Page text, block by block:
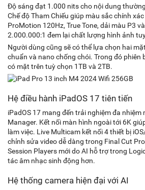
Độ sáng đạt 1.000 nits cho nội dung
Chế độ Tham Chiếu giúp màu sắc chính
ProMotion 120Hz, True Tone, dải màu P3
2.000.000:1 đem lại chất lượng hình ảnh
Người dùng cũng sẽ có thể lựa chọn hai
chuẩn và nano chống chói. Trong đó phiên
có mặt trên tuỳ chọn 1TB và 2TB.
Hệ điều hành iPadOS 17 tiên tiến
iPadOS 17 mang đến trải nghiệm đa nhiệm
Manager. Kết nối màn hình ngoài tới 6K
làm việc. Live Multicam kết nối 4 thiết bị
chỉnh sửa video dễ dàng trong Final Cut
Session Players mới do AI hỗ trợ trong
tác âm nhạc sinh động hơn.
Hệ thống camera hiện đại với AI